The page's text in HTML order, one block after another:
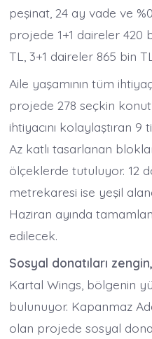
peşinat, 24 ay vade ve
projede 1+1 daireler 420
TL, 3+1 daireler 865 bin
Aile yaşamının tüm
projede 278 seçkin
ihtiyacını kolaylaştıran
Az katlı tasarlanan
ölçeklerde tutuluyor. 12
metrekaresi ise yeşil
Haziran ayında
edilecek.
Sosyal donatıları
Kartal Wings, bölgenin
bulunuyor. Kapanmaz
olan projede sosyal